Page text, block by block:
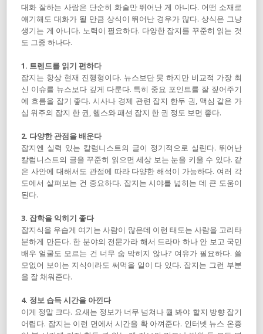
대화 잘하는 사람은 단순히 화술만 뛰어난 게 아니다. 어떤 소재로
얘기해도 대화가 될 만큼 상식이 뛰어난 경우가 많다. 상식은 그냥
생기는 게 아니다. 노력이 필요하다. 다양한 잡지를 꾸준히 읽는 것
도 그중 하나다.
1. 트렌드를 읽기 편하다
잡지는 항상 현재 진행형이다. 뉴스보단 못 하지만 비교적 가장 최
신 이슈를 뉴스보다 깊게 다룬다. 특히 중요 포인트를 잘 짚어주기
에 흐름을 잡기 좋다. 시사나 경제 관련 잡지 한두 권, 맥심 같은 가
십 위주의 잡지 한 권, 헬스와 패션 잡지 한 권 정도 보면 좋다.
2. 다양한 관점을 배운다
잡지엔 실력 있는 칼럼니스트의 글이 정기적으로 실린다. 뛰어난
칼럼니스트의 글을 꾸준히 읽으면 세상 보는 눈을 키울 수 있다. 같
은 사안에 대해서도 관점에 따라 다양한 해석이 가능하다. 여러 각
도에서 살펴보는 건 중요하다. 잡지는 시야를 넓히는 데 큰 도움이
된다.
3. 잡학을 익히기 좋다
잡지식을 우습게 여기는 사람이 많은데 이런 태도는 사람을 고리타
분하게 만든다. 한 분야의 전문가라 해서 드라마 하나 안 보고 국민
배우 얼굴도 모르는 건 너무 숨 막히지 않나? 여유가 필요하다. 쓸
모없어 보이는 지식이라도 써먹을 일이 다 있다. 잡지는 그런 부분
을 잘 채워준다.
4. 정보 습득 시간을 아낀다
이게 정말 크다. 요새는 정보가 너무 넘쳐나 뭘 봐야 할지 방향 잡기
어렵다. 잡지는 이런 면에서 시간을 확 아껴준다. 인터넷 뉴스 온종